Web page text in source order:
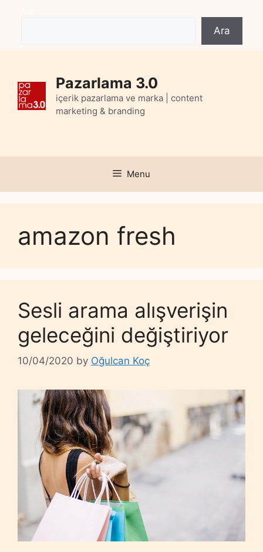
Ara
Pazarlama 3.0
içerik pazarlama ve marka | content
marketing & branding
Menu
amazon fresh
Sesli arama alışverişin
geleceğini değiştiriyor
10/04/2020 by Oğulcan Koç